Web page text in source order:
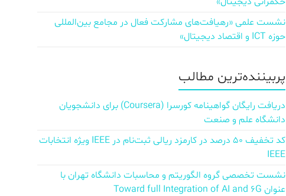
نشست علمی «رهیافت‌های مشارکت فعال در مجامع بین‌المللی
حوزه ICT و اقتصاد دیجیتال»
پربیننده‌ترین مطالب
دریافت رایگان گواهینامه کورسرا (Coursera) برای دانشجویان
دانشگاه علم و صنعت
کد تخفیف ۵۰ درصد در کارمزد ریالی ثبت‌نام در IEEE ویژه انتخابات
IEEE
نشست تخصصی گروه الگوریتم و محاسبات دانشگاه تهران با
عنوان Toward full Integration of AI and 6G